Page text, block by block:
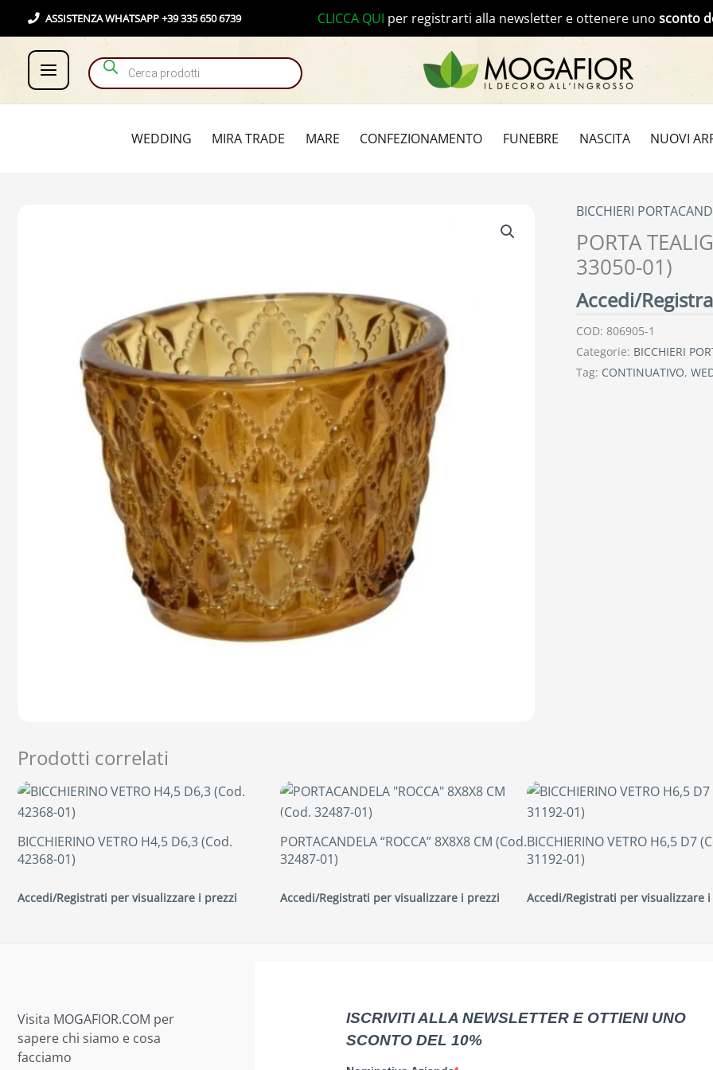
contenuto
ASSISTENZA WHATSAPP +39 335 650 6739 CLICCA QUI per registrarti alla newsletter e ottenere uno sconto
Products search
WEDDING MIRA TRADE MARE CONFEZIONAMENTO FUNEBRE NASCITA NUOVI
BICCHIERI
PORTA
33050-01)
Accedi/
COD: 806905-1
Categorie: BICCHIERI
Tag: CONTINUATIVO,
Prodotti correlati
BICCHIERINO VETRO H4,5 D6,3 (Cod.
42368-01)
Accedi/Registrati per visualizzare i prezzi
PORTACANDELA “ROCCA” 8X8X8 CM (Cod.
32487-01)
Accedi/Registrati per visualizzare i prezzi
BICCHIERINO VETRO H6,5 D7
31192-01)
Accedi/Registrati per visualizzare
Visita MOGAFIOR.COM per
sapere chi siamo e cosa
facciamo